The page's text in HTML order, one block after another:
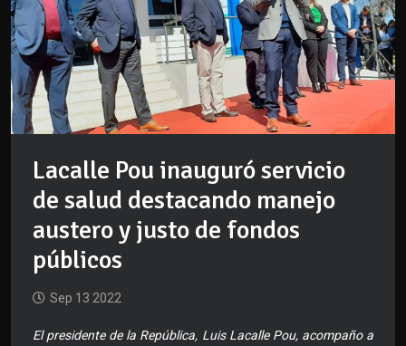
Lacalle Pou inauguró servicio
de salud destacando manejo
austero y justo de fondos
públicos
Sep 13 2022
El presidente de la República, Luis Lacalle Pou, acompaño a